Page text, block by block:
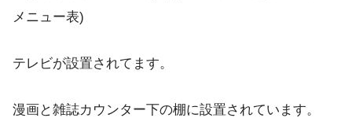
メニュー表)
テレビが設置されてます。
漫画と雑誌カウンター下の棚に設置されています。